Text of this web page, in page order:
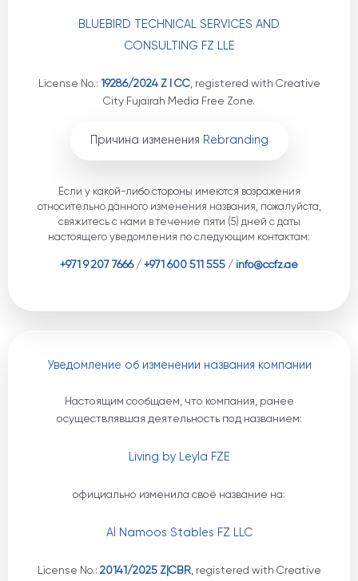
BLUEBIRD TECHNICAL SERVICES AND
CONSULTING FZ LLE
License No.: 19286/2024 Z I CC, registered with Creative
City Fujairah Media Free Zone.
Причина изменения Rebranding
Если у какой-либо стороны имеются возражения
относительно данного изменения названия, пожалуйста,
свяжитесь с нами в течение пяти (5) дней с даты
настоящего уведомления по следующим контактам:
+971 9 207 7666/ +971 600 511 555 / info@ccfz.ae
Уведомление об изменении названия компании
Настоящим сообщаем, что компания, ранее
осуществлявшая деятельность под названием:
Living by Leyla FZE
официально изменила своё название на:
Al Namoos Stables FZ LLC
License No.: 20141/2025 Z|CBR, registered with Creative